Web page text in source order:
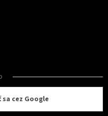
cez Google